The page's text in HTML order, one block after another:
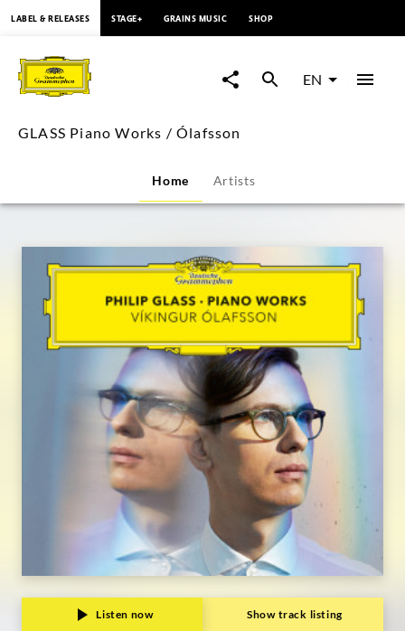
Piano
Works
Ólafsson
Deutsche
Grammophon
LABEL & RELEASES STAGE+ GRAINS MUSIC SHOP
EN
GLASS Piano Works / Ólafsson
Home Artists
Listen now Show track listing